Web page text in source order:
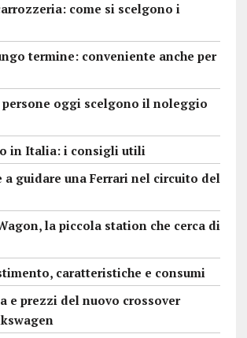
come si scelgono i
termine: conveniente anche per
persone oggi scelgono il noleggio
in Italia: i consigli utili
a guidare una Ferrari nel circuito del
la piccola station che cerca di
caratteristiche e consumi
e prezzi del nuovo crossover